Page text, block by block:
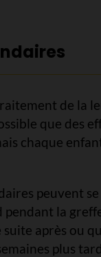
de la
que des
chaque
peuvent
pendant la
suite après ou
plus